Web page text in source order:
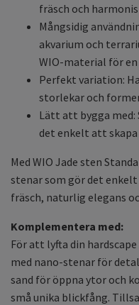
fräsch och
Mångsidig
akvarium och
WIO-material för
Perfekt variation:
storlekar och
Lätt att bygga
det enkelt att
Med WIO Jade sten
stenar som gör det
fräsch, naturlig elegans
Komplementera med:
För att lyfta din
med nano-stenar för
sand för öppna ytor och
små unika blickfång.